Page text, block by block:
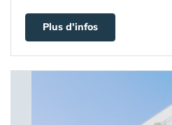
Plus d'infos